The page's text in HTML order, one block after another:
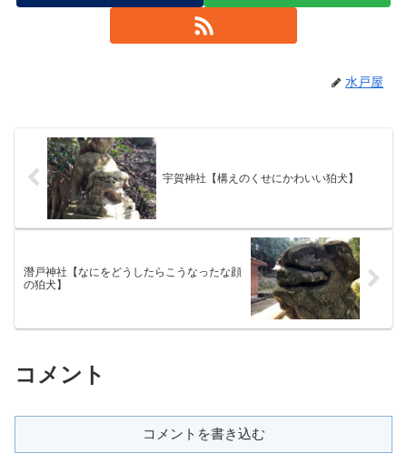
水戸屋
宇賀神社【構えのくせにかわいい狛犬】
潛戸神社【なにをどうしたらこうなったな顔
の狛犬】
コメント
コメントを書き込む